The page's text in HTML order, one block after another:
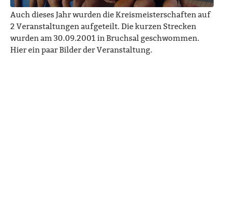
Auch dieses Jahr wurden die Kreismeisterschaften auf
2 Veranstaltungen aufgeteilt. Die kurzen Strecken
wurden am 30.09.2001 in Bruchsal geschwommen.
Hier ein paar Bilder der Veranstaltung.